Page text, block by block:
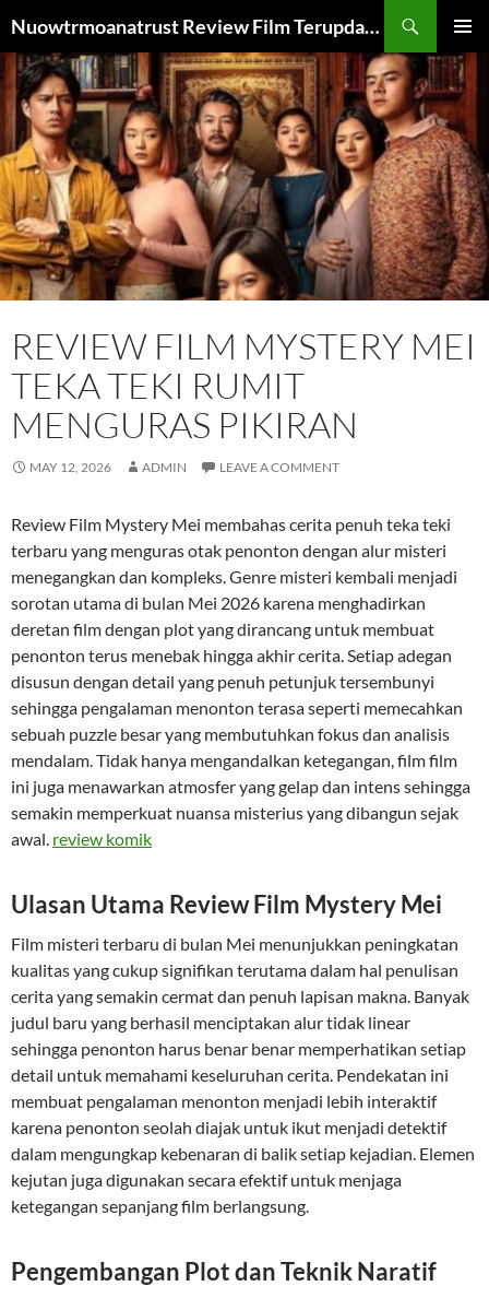
to
content
Nuowtrmoanatrust Review Film Terupdate dan Terbaru
MENU
REVIEW FILM MYSTERY MEI
TEKA TEKI RUMIT
MENGURAS PIKIRAN
MAY 12, 2026 ADMIN LEAVE A COMMENT
Review Film Mystery Mei membahas cerita penuh teka teki
terbaru yang menguras otak penonton dengan alur misteri
menegangkan dan kompleks. Genre misteri kembali menjadi
sorotan utama di bulan Mei 2026 karena menghadirkan
deretan film dengan plot yang dirancang untuk membuat
penonton terus menebak hingga akhir cerita. Setiap adegan
disusun dengan detail yang penuh petunjuk tersembunyi
sehingga pengalaman menonton terasa seperti memecahkan
sebuah puzzle besar yang membutuhkan fokus dan analisis
mendalam. Tidak hanya mengandalkan ketegangan, film film
ini juga menawarkan atmosfer yang gelap dan intens sehingga
semakin memperkuat nuansa misterius yang dibangun sejak
awal. review komik
Ulasan Utama Review Film Mystery Mei
Film misteri terbaru di bulan Mei menunjukkan peningkatan
kualitas yang cukup signifikan terutama dalam hal penulisan
cerita yang semakin cermat dan penuh lapisan makna. Banyak
judul baru yang berhasil menciptakan alur tidak linear
sehingga penonton harus benar benar memperhatikan setiap
detail untuk memahami keseluruhan cerita. Pendekatan ini
membuat pengalaman menonton menjadi lebih interaktif
karena penonton seolah diajak untuk ikut menjadi detektif
dalam mengungkap kebenaran di balik setiap kejadian. Elemen
kejutan juga digunakan secara efektif untuk menjaga
ketegangan sepanjang film berlangsung.
Pengembangan Plot dan Teknik Naratif